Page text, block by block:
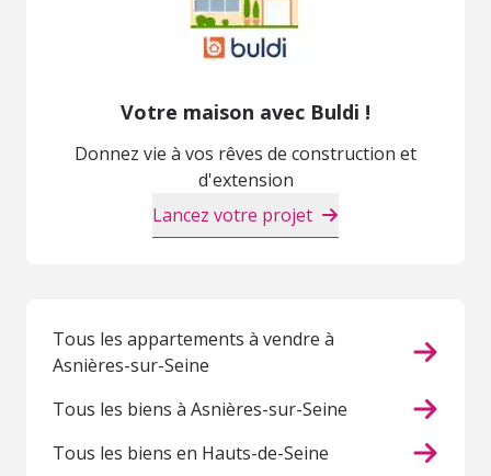
Votre maison avec Buldi !
Donnez vie à vos rêves de construction et
d'extension
Lancez votre projet
Tous les appartements à vendre à
Asnières-sur-Seine
Tous les biens à Asnières-sur-Seine
Tous les biens en Hauts-de-Seine